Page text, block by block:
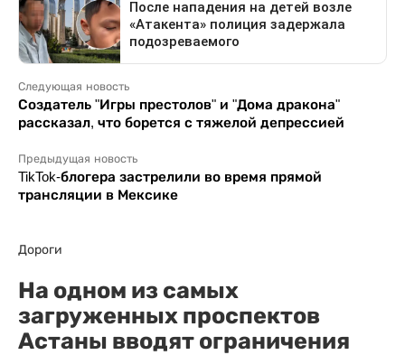
Следующая новость
Создатель "Игры престолов" и "Дома дракона"
рассказал, что борется с тяжелой депрессией
Предыдущая новость
TikTok-блогера застрелили во время прямой
трансляции в Мексике
Дороги
На одном из самых
загруженных проспектов
Астаны вводят ограничения